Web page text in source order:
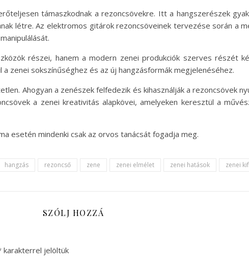
támaszkodnak a rezoncsövekre. Itt a hangszerészek
létre. Az elektromos gitárok rezoncsöveinek tervezése során a
részei, hanem a modern zenei produkciók szerves részét
zenei sokszínűséghez és az új hangzásformák megjelenéséhez.
Ahogyan a zenészek felfedezik és kihasználják a rezoncsövek
a zenei kreativitás alapkövei, amelyeken keresztül a
esetén mindenki csak az orvos tanácsát fogadja meg.
hangzás rezoncső zene zenei elmélet zenei hatások zenei
SZÓLJ HOZZÁ
karakterrel jelöltük